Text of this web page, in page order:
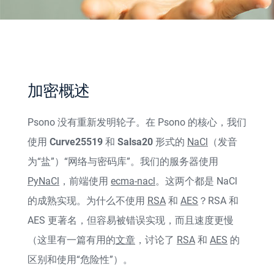
加密概述
Psono 没有重新发明轮子。在 Psono 的核心，我们
使用 Curve25519 和 Salsa20 形式的 NaCl （发音
为“盐”）“网络与密码库”。我们的服务器使用
PyNaCl ，前端使用 ecma-nacl。这两个都是 NaCl
的成熟实现。为什么不使用 RSA 和 AES ？RSA 和
AES 更著名，但容易被错误实现，而且速度更慢
（这里有一篇有用的文章 ，讨论了 RSA 和 AES 的
区别和使用“危险性”）。